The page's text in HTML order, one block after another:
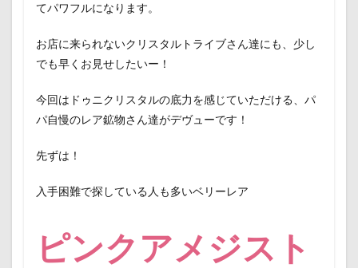
てパワフルになります。
お店に来られないクリスタルトライブさん達にも、少し
でも早くお見せしたいー！
今回はドゥニクリスタルの底力を感じていただける、パ
パ自慢のレア鉱物さん達がデヴューです！
先ずは！
入手困難で探している人も多いベリーレア
ピンクアメジスト